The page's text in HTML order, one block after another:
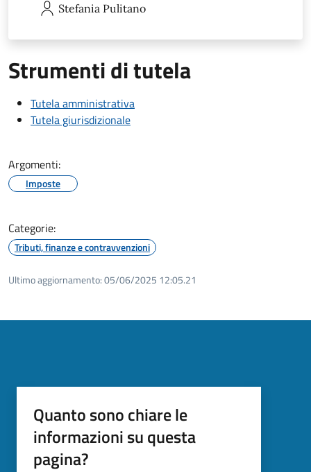
Stefania Pulitano
Strumenti di tutela
Tutela amministrativa
Tutela giurisdizionale
Argomenti:
Imposte
Categorie:
Tributi, finanze e contravvenzioni
Ultimo aggiornamento:05/06/2025 12:05.21
Quanto sono chiare le
informazioni su questa
pagina?